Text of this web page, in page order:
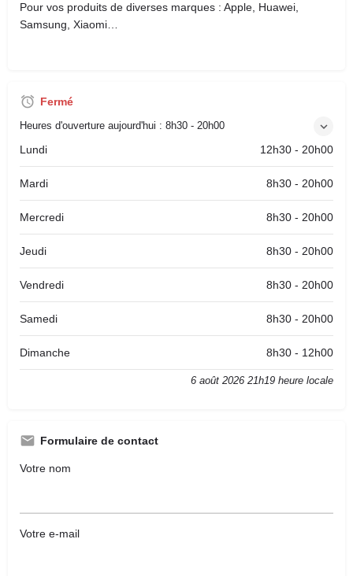
Pour vos produits de diverses marques : Apple, Huawei,
Samsung, Xiaomi…
Fermé
Heures d'ouverture aujourd'hui : 8h30 - 20h00
Lundi 12h30 - 20h00
Mardi 8h30 - 20h00
Mercredi 8h30 - 20h00
Jeudi 8h30 - 20h00
Vendredi 8h30 - 20h00
Samedi 8h30 - 20h00
Dimanche 8h30 - 12h00
6 août 2026 21h19 heure locale
Formulaire de contact
Votre nom
Votre e-mail